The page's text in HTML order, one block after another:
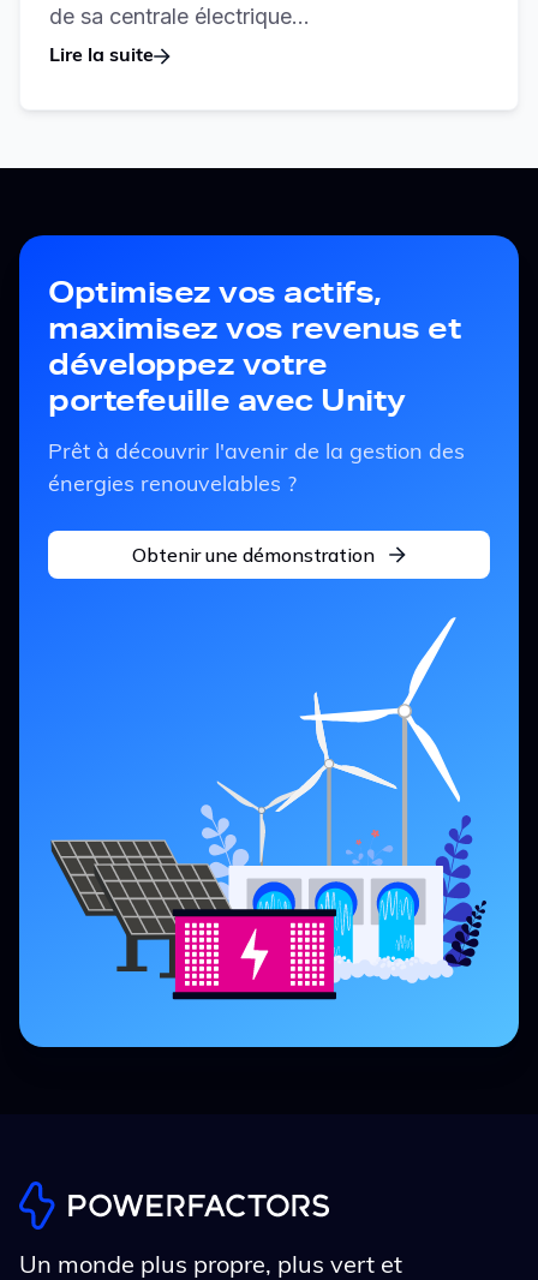
de sa centrale électrique...
Lire la suite
Optimisez vos actifs,
maximisez vos revenus et
développez votre
portefeuille avec Unity
Prêt à découvrir l'avenir de la gestion des
énergies renouvelables ?
Obtenir une démonstration
Un monde plus propre, plus vert et